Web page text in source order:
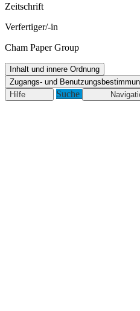
Zeitschrift
Verfertiger/-in
Cham Paper Group
Inhalt und innere Ordnung
Zugangs- und
Hilfe
Suche